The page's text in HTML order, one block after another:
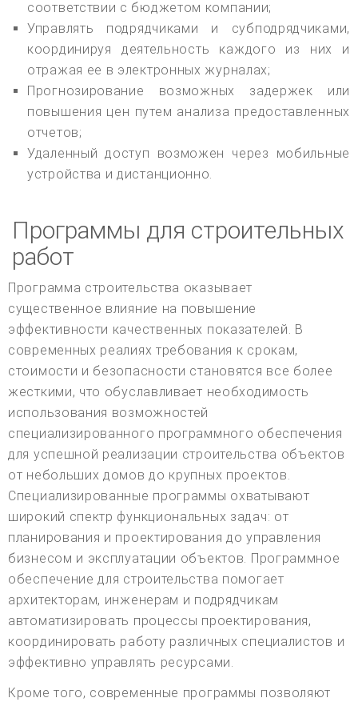
соответствии с бюджетом компании;
Управлять подрядчиками и субподрядчиками,
координируя деятельность каждого из них и
отражая ее в электронных журналах;
Прогнозирование возможных задержек или
повышения цен путем анализа предоставленных
отчетов;
Удаленный доступ возможен через мобильные
устройства и дистанционно.
Программы для строительных
работ
Программа строительства оказывает
существенное влияние на повышение
эффективности качественных показателей. В
современных реалиях требования к срокам,
стоимости и безопасности становятся все более
жесткими, что обуславливает необходимость
использования возможностей
специализированного программного обеспечения
для успешной реализации строительства объектов
от небольших домов до крупных проектов.
Специализированные программы охватывают
широкий спектр функциональных задач: от
планирования и проектирования до управления
бизнесом и эксплуатации объектов. Программное
обеспечение для строительства помогает
архитекторам, инженерам и подрядчикам
автоматизировать процессы проектирования,
координировать работу различных специалистов и
эффективно управлять ресурсами.
Кроме того, современные программы позволяют